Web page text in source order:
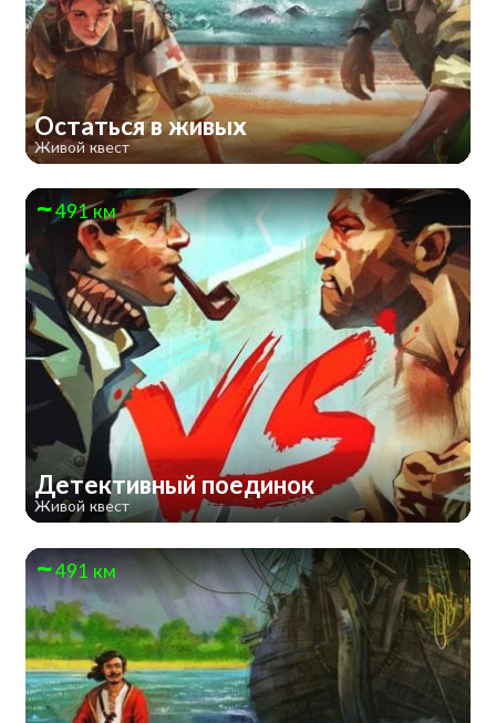
Остаться в живых
Живой квест
491 км
Детективный поединок
Живой квест
491 км